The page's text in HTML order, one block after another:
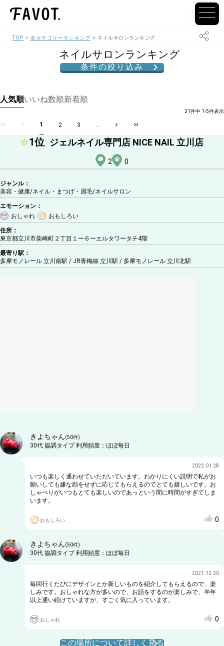
TOP 全カテゴリーランキング ネイルサロンランキング
ネイルサロンランキング
条件の絞り込み
人気順いいね数順新着順
21件中 1-5件表示
1 2 3 ...
1位 ジェルネイル専門店 NICE NAIL 立川店
2 0
ジャンル：
美容・健康/ネイル・まつげ・眉毛/ネイルサロン
エモーション：
おしゃれ
おもしろい
住所：
東京都立川市柴崎町２丁目１ー６ーエルタワータチ4階
最寄り駅：
多摩モノレール 立川南駅 / JR青梅線 立川駅 / 多摩モノレール 立川北駅
きよちゃん(50件)
30代 協調タイプ利用頻度： ほぼ毎日
2022.01.28
いつも楽しく通わせていただいています。わかりにくい説明で私がお
願いしても嫌な顔をせずに応じてもらえるのでとても嬉しいです。お
しゃべりがいつもとても楽しいのであっという間に時間がすぎてしま
います。
おもしろい 0
きよちゃん(50件)
30代 協調タイプ利用頻度： ほぼ毎日
2021.12.20
毎回行くたびにデザインとか新しいものを紹介してもらえるので、楽
しみです。おしゃれな方が多いので、お話をするのが楽しみで、半年
以上通い続けていますが、すごく気に入っています。
おしゃれ 0
この場所について詳しく見る